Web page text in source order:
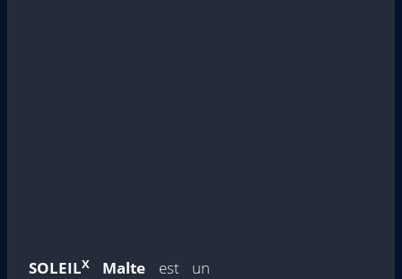
SOLEILX Malte est un